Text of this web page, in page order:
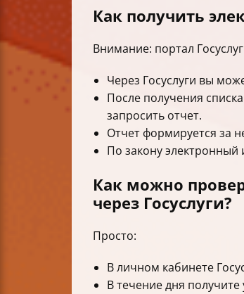
Как получить
Внимание: портал
Через Госуслуги вы
После получения
запросить отчет.
Отчет формируется за
По закону
Как можно
через Госуслуги?
Просто:
В личном кабинете
В течение дня